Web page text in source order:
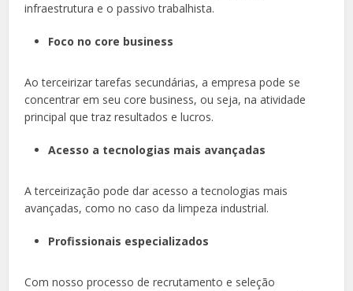
infraestrutura e o passivo trabalhista.
Foco no core business
Ao terceirizar tarefas secundárias, a empresa pode se
concentrar em seu core business, ou seja, na atividade
principal que traz resultados e lucros.
Acesso a tecnologias mais avançadas
A terceirização pode dar acesso a tecnologias mais
avançadas, como no caso da limpeza industrial.
Profissionais especializados
Com nosso processo de recrutamento e seleção